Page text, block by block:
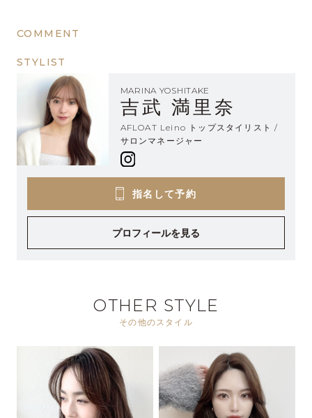
COMMENT
STYLIST
MARINA YOSHITAKE
吉武 満里奈
AFLOAT Leino トップスタイリスト /
サロンマネージャー
指名して予約
プロフィールを見る
OTHER STYLE
その他のスタイル